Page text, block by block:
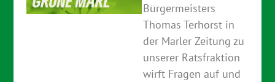
Bürgermeisters
Thomas Terhorst in
der Marler Zeitung zu
unserer Ratsfraktion
wirft Fragen auf und